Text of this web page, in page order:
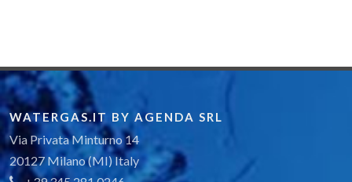
WATERGAS.IT BY AGENDA SRL
Via Privata Minturno 14
20127 Milano (MI) Italy